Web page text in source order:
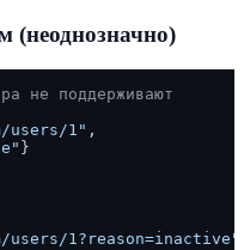
(неоднозначно)
не поддерживают
users/1" ,
}
1?reason=inactive"